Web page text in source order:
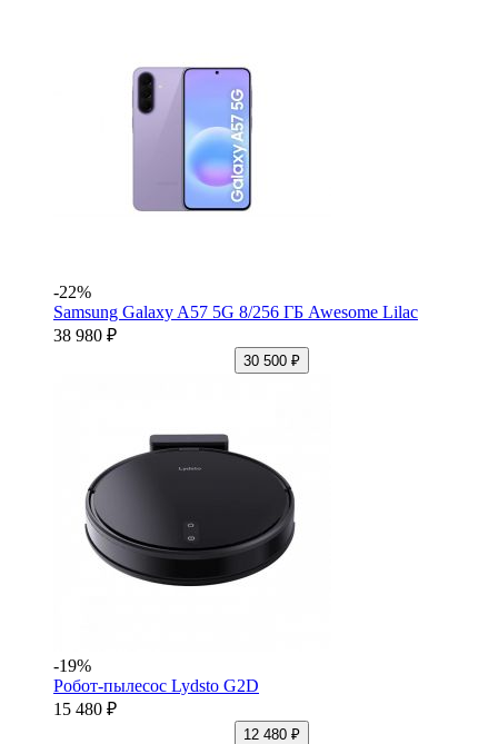
-22%
Samsung Galaxy A57 5G 8/256 ГБ Awesome Lilac
38 980 ₽
30 500 ₽
-19%
Робот-пылесос Lydsto G2D
15 480 ₽
12 480 ₽